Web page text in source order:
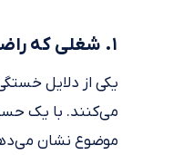
یکی از دلایل
موضوع نشان